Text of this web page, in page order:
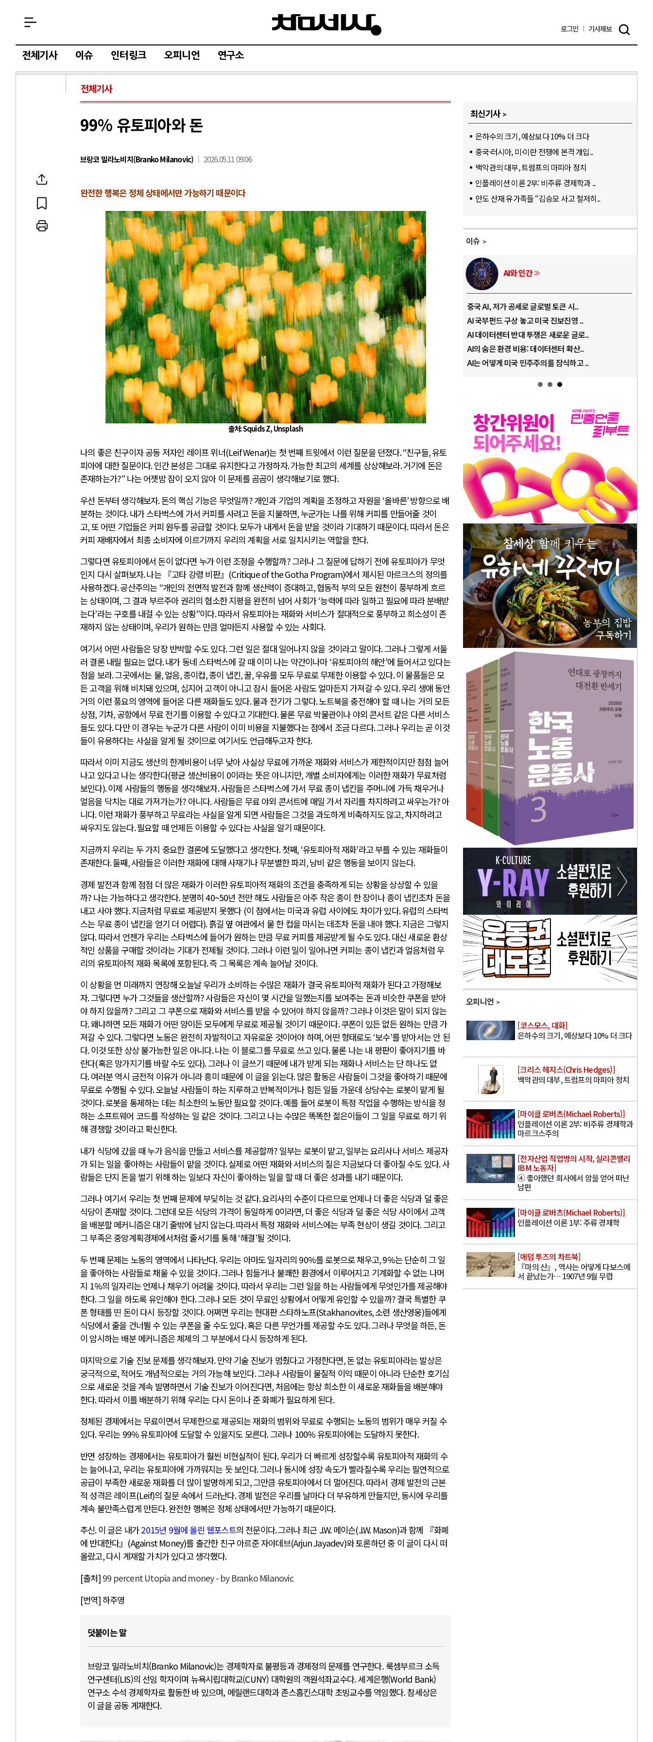
로그인 기사제보
전체기사 이슈 인터링크 오피니언 연구소
전체기사
99% 유토피아와 돈
브랑코 밀라노비치(Branko Milanovic) 2026.05.11 09:06
완전한 행복은 정체 상태에서만 가능하기 때문이다
출처: Squids Z, Unsplash
나의 좋은 친구이자 공동 저자인 레이프 위너(Leif Wenar)는 첫 번째 트윗에서 이런 질문을 던졌다. “친구들,유토
피아에 대한 질문이다.인간 본성은 그대로 유지한다고 가정하자.가능한 최고의 세계를 상상해보라.거기에 돈은
존재하는가?” 나는 어젯밤 잠이 오지 않아 이 문제를 곰곰이 생각해보기로 했다.
우선 돈부터 생각해보자.돈의 핵심 기능은 무엇일까?개인과 기업의 계획을 조정하고 자원을‘올바른’방향으로 배
분하는 것이다.내가 스타벅스에 가서 커피를 사려고 돈을 지불하면, 누군가는 나를 위해 커피를 만들어줄 것이
고,또 어떤 기업들은 커피 원두를 공급할 것이다.모두가 내게서 돈을 받을 것이라 기대하기 때문이다.따라서 돈은
커피 재배자에서 최종 소비자에 이르기까지 우리의 계획을 서로 일치시키는 역할을 한다.
그렇다면 유토피아에서 돈이 없다면 누가 이런 조정을 수행할까?그러나 그 질문에 답하기 전에 유토피아가 무엇
인지 다시 살펴보자.나는 『고타 강령 비판』 (Critique of the Gotha Program)에서 제시된 마르크스의 정의를
사용하겠다.공산주의는 “개인의 전면적 발전과 함께 생산력이 증대하고,협동적 부의 모든 원천이 풍부하게 흐르
는 상태이며,그 결과 부르주아 권리의 협소한 지평을 완전히 넘어 사회가‘능력에 따라 일하고 필요에 따라 분배받
는다’라는 구호를 내걸 수 있는 상황”이다.따라서 유토피아는 재화와 서비스가 절대적으로 풍부하고 희소성이 존
재하지 않는 상태이며, 우리가 원하는 만큼 얼마든지 사용할 수 있는 사회다.
여기서 어떤 사람들은 당장 반박할 수도 있다.그런 일은 절대 일어나지 않을 것이라고 말이다.그러나 그렇게 서둘
러 결론 내릴 필요는 없다.내가 동네 스타벅스에 갈 때 이미 나는 약간이나마‘유토피아의 해안’에 들어서고 있다는
점을 보라.그곳에서는 물,얼음,종이컵,종이 냅킨,꿀,우유를 모두 무료로 무제한 이용할 수 있다.이 물품들은 모
든 고객을 위해 비치돼 있으며, 심지어 고객이 아니고 잠시 들어온 사람도 얼마든지 가져갈 수 있다.우리 생애 동안
거의 이런 풍요의 영역에 들어온 다른 재화들도 있다.물과 전기가 그렇다.노트북을 충전해야 할 때 나는 거의 모든
상점, 기차, 공항에서 무료 전기를 이용할 수 있다고 기대한다.물론 무료 박물관이나 야외 콘서트 같은 다른 서비스
들도 있다.다만 이 경우는 누군가 다른 사람이 이미 비용을 지불했다는 점에서 조금 다르다.그러나 우리는 곧 이것
들이 유용하다는 사실을 알게 될 것이므로 여기서도 언급해두고자 한다.
따라서 이미 지금도 생산의 한계비용이 너무 낮아 사실상 무료에 가까운 재화와 서비스가 제한적이지만 점점 늘어
나고 있다고 나는 생각한다(평균 생산비용이 0이라는 뜻은 아니지만, 개별 소비자에게는 이러한 재화가 무료처럼
보인다).이제 사람들의 행동을 생각해보자.사람들은 스타벅스에 가서 무료 종이 냅킨을 주머니에 가득 채우거나
얼음을 닥치는 대로 가져가는가? 아니다.사람들은 무료 야외 콘서트에 매일 가서 자리를 차지하려고 싸우는가?아
니다.이런 재화가 풍부하고 무료라는 사실을 알게 되면 사람들은 그것을 과도하게 비축하지도 않고,차지하려고
싸우지도 않는다.필요할 때 언제든 이용할 수 있다는 사실을 알기 때문이다.
지금까지 우리는 두 가지 중요한 결론에 도달했다고 생각한다.첫째, ‘유토피아적 재화’라고 부를 수 있는 재화들이
존재한다.둘째,사람들은 이러한 재화에 대해 사재기나 무분별한 파괴,낭비 같은 행동을 보이지 않는다.
경제 발전과 함께 점점 더 많은 재화가 이러한 유토피아적 재화의 조건을 충족하게 되는 상황을 상상할 수 있을
까? 나는 가능하다고 생각한다.분명히40~50년 전만 해도 사람들은 아주 작은 종이 한 장이나 종이 냅킨조차 돈을
내고 사야 했다.지금처럼 무료로 제공받지 못했다 (이 점에서는 미국과 유럽 사이에도 차이가 있다.유럽의 스타벅
스는 무료 종이 냅킨을 얻기 더 어렵다).흙길 옆 여관에서 물 한 컵을 마시는 데조차 돈을 내야 했다.지금은 그렇지
않다.따라서 언젠가 우리는 스타벅스에 들어가 원하는 만큼 무료 커피를 제공받게 될 수도 있다.대신 새로운 환상
적인 상품을 구매할 것이라는 기대가 전제될 것이다.그러나 이런 일이 일어나면 커피는 종이 냅킨과 얼음처럼 우
리의 유토피아적 재화 목록에 포함된다.즉 그 목록은 계속 늘어날 것이다.
이 상황을 먼 미래까지 연장해 오늘날 우리가 소비하는 수많은 재화가 결국 유토피아적 재화가 된다고 가정해보
자.그렇다면 누가 그것들을 생산할까?사람들은 자신이 몇 시간을 일했는지를 보여주는 돈과 비슷한 쿠폰을 받아
야 하지 않을까?그리고 그 쿠폰으로 재화와 서비스를 받을 수 있어야 하지 않을까?그러나 이것은 말이 되지 않는
다.왜냐하면 모든 재화가 어떤 양이든 모두에게 무료로 제공될 것이기 때문이다.쿠폰이 있든 없든 원하는 만큼 가
져갈 수 있다.그렇다면 노동은 완전히 자발적이고 자유로운 것이어야 하며,어떤 형태로도‘보수’를 받아서는 안 된
다.이것 또한 상상 불가능한 일은 아니다.나는 이 블로그를 무료로 쓰고 있다.물론 나는 내 평판이 좋아지기를 바
란다(혹은 망가지기를 바랄 수도 있다).그러나 이 글쓰기 때문에 내가 받게 되는 재화나 서비스는 단 하나도 없
다.여러분 역시 금전적 이유가 아니라 흥미 때문에 이 글을 읽는다.많은 활동은 사람들이 그것을 좋아하기 때문에
무료로 수행될 수 있다.오늘날 사람들이 하는 지루하고 반복적이거나 힘든 일들 가운데 상당수는 로봇이 맡게 될
것이다.로봇을 통제하는 데는 최소한의 노동만 필요할 것이다.예를 들어 로봇이 특정 작업을 수행하는 방식을 정
하는 소프트웨어 코드를 작성하는 일 같은 것이다.그리고 나는 수많은 똑똑한 젊은이들이 그 일을 무료로 하기 위
해 경쟁할 것이라고 확신한다.
내가 식당에 갔을 때 누가 음식을 만들고 서비스를 제공할까? 일부는 로봇이 맡고,일부는 요리사나 서비스 제공자
가 되는 일을 좋아하는 사람들이 맡을 것이다.실제로 어떤 재화와 서비스의 질은 지금보다 더 좋아질 수도 있다.사
람들은 단지 돈을 벌기 위해 하는 일보다 자신이 좋아하는 일을 할 때 더 좋은 성과를 내기 때문이다.
그러나 여기서 우리는 첫 번째 문제에 부딪히는 것 같다.요리사의 수준이 다르므로 언제나 더 좋은 식당과 덜 좋은
식당이 존재할 것이다.그런데 모든 식당의 가격이 동일하게 0이라면, 더 좋은 식당과 덜 좋은 식당 사이에서 고객
을 배분할 메커니즘은 대기 줄밖에 남지 않는다.따라서 특정 재화와 서비스에는 부족 현상이 생길 것이다.그리고
그 부족은 중앙계획경제에서처럼 줄서기를 통해 ‘해결’될 것이다.
두 번째 문제는 노동의 영역에서 나타난다.우리는 아마도 일자리의 90%를 로봇으로 채우고, 9%는 단순히 그 일
을 좋아하는 사람들로 채울 수 있을 것이다.그러나 힘들거나 불쾌한 환경에서 이루어지고 기계화할 수 없는 나머
지 1%의 일자리는 언제나 채우기 어려울 것이다.따라서 우리는 그런 일을 하는 사람들에게 무엇인가를 제공해야
한다.그 일을 하도록 유인해야 한다.그러나 모든 것이 무료인 상황에서 어떻게 유인할 수 있을까?결국 특별한 쿠
폰 형태를 띤 돈이 다시 등장할 것이다.어쩌면 우리는 현대판 스타하노프(Stakhanovites,소련 생산영웅)들에게
식당에서 줄을 건너뛸 수 있는 쿠폰을 줄 수도 있다.혹은 다른 무언가를 제공할 수도 있다.그러나 무엇을 하든, 돈
이 암시하는 배분 메커니즘은 체제의 그 부분에서 다시 등장하게 된다.
마지막으로 기술 진보 문제를 생각해보자.만약 기술 진보가 멈췄다고 가정한다면,돈 없는 유토피아라는 발상은
궁극적으로,적어도 개념적으로는 거의 가능해 보인다.그러나 사람들이 물질적 이익 때문이 아니라 단순한 호기심
으로 새로운 것을 계속 발명하면서 기술 진보가 이어진다면, 처음에는 항상 희소한 이 새로운 재화들을 배분해야
한다.따라서 이를 배분하기 위해 우리는 다시 돈이나 준 화폐가 필요하게 된다.
정체된 경제에서는 무료이면서 무제한으로 제공되는 재화의 범위와 무료로 수행되는 노동의 범위가 매우 커질 수
있다.우리는 99%유토피아에 도달할 수 있을지도 모른다.그러나 100%유토피아에는 도달하지 못한다.
반면 성장하는 경제에서는 유토피아가 훨씬 비현실적이 된다.우리가 더 빠르게 성장할수록 유토피아적 재화의 수
는 늘어나고, 우리는 유토피아에 가까워지는 듯 보인다.그러나 동시에 성장 속도가 빨라질수록 우리는 필연적으로
공급이 부족한 새로운 재화를 더 많이 발명하게 되고,그만큼 유토피아에서 더 멀어진다.따라서 경제 발전의 근본
적 성격은 레이프(Leif)의 질문 속에서 드러난다.경제 발전은 우리를 날마다 더 부유하게 만들지만, 동시에 우리를
계속 불만족스럽게 만든다.완전한 행복은 정체 상태에서만 가능하기 때문이다.
추신.이 글은 내가2015년 9월에 올린 웹포스트의 전문이다.그러나 최근J.W.메이슨(J.W. Mason)과 함께 『화폐
에 반대한다』 (Against Money)를 출간한 친구 아르준 자야데브(Arjun Jayadev)와 토론하던 중 이 글이 다시 떠
올랐고,다시 게재할 가치가 있다고 생각했다.
[출처] 99 percent Utopia and money - by Branko Milanovic
[번역] 하주영
덧붙이는 말
브랑코 밀라노비치(Branko Milanovic)는 경제학자로 불평등과 경제정의 문제를 연구한다. 룩셈부르크 소득
연구센터(LIS)의 선임 학자이며 뉴욕시립대학교(CUNY) 대학원의 객원석좌교수다. 세계은행(World Bank)
연구소 수석 경제학자로 활동한 바 있으며, 메릴랜드대학과 존스홉킨스대학 초빙교수를 역임했다. 참세상은
이 글을 공동 게재한다.
최신기사
은하수의 크기, 예상보다 10% 더 크다
중국·러시아, 미·이란 전쟁에 본격 개입..
백악관의 대부, 트럼프의 마피아 정치
인플레이션 이론 2부: 비주류 경제학과 ..
만도 산재 유가족들 “김승모 사고 철저히..
이슈
러시아-우크라이나 전쟁
전쟁의 추상화: 우크라이나, 대리전의 역..
EU·우크라이나 드론 협력 직후, 러시아..
나토, 우크라 군사지원 2027년까지 공..
우크라이나, 덴마크, 에스토니아, 네덜란..
러·우크라, 대규모 공습 주고받아…민간 ..
중동 위기
호르무즈 갈등 격화, 트럼프 정치·경제 ..
호르무즈 해협 통행료를 철회한 트럼프
이란, 호르무즈 해협 봉쇄 선택한 배경
트럼프, 이란 압박수단 한계 직면
하마스, 가자 통치권 이양으로 휴전 의지..
AI와 인간
중국 AI, 저가 공세로 글로벌 토큰 시..
AI 국부펀드 구상 놓고 미국 진보진영 ..
AI 데이터센터 반대 투쟁은 새로운 글로..
AI의 숨은 환경 비용: 데이터센터 확산..
AI는 어떻게 미국 민주주의를 잠식하고 ..
오피니언
[코스모스, 대화]
은하수의 크기, 예상보다 10% 더 크다
[크리스 헤지스(Chris Hedges)]
백악관의 대부, 트럼프의 마피아 정치
[마이클 로버츠(Michael Roberts)]
인플레이션 이론 2부: 비주류 경제학과
마르크스주의
[전자산업 직업병의 시작, 실리콘밸리
IBM 노동자]
④ 좋아했던 회사에서 암을 얻어 떠난
남편
[마이클 로버츠(Michael Roberts)]
인플레이션 이론 1부: 주류 경제학
[애덤 투즈의 차트북]
『마의 산』, 역사는 어떻게 다보스에
서 끝났는가… 1907년 9월 무렵